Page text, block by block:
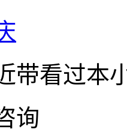
带看过本
询